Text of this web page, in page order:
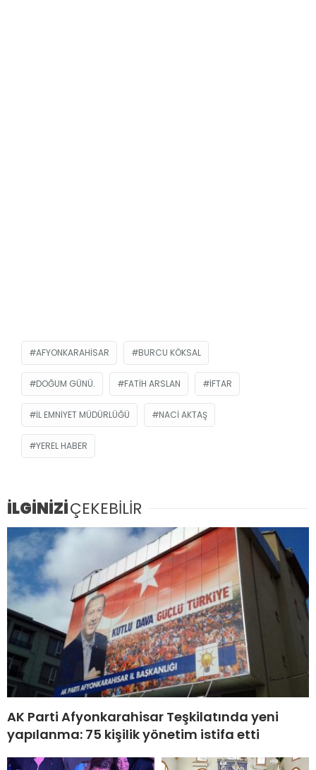
AFYONKARAHISAR BURCU KÖKSAL
DOĞUM GÜNÜ. FATIH ARSLAN IFTAR
IL EMNIYET MÜDÜRLÜĞÜ NACI AKTAŞ
YEREL HABER
İLGİNİZİÇEKEBİLİR
AK Parti Afyonkarahisar Teşkilatında yeni
yapılanma: 75 kişilik yönetim istifa etti